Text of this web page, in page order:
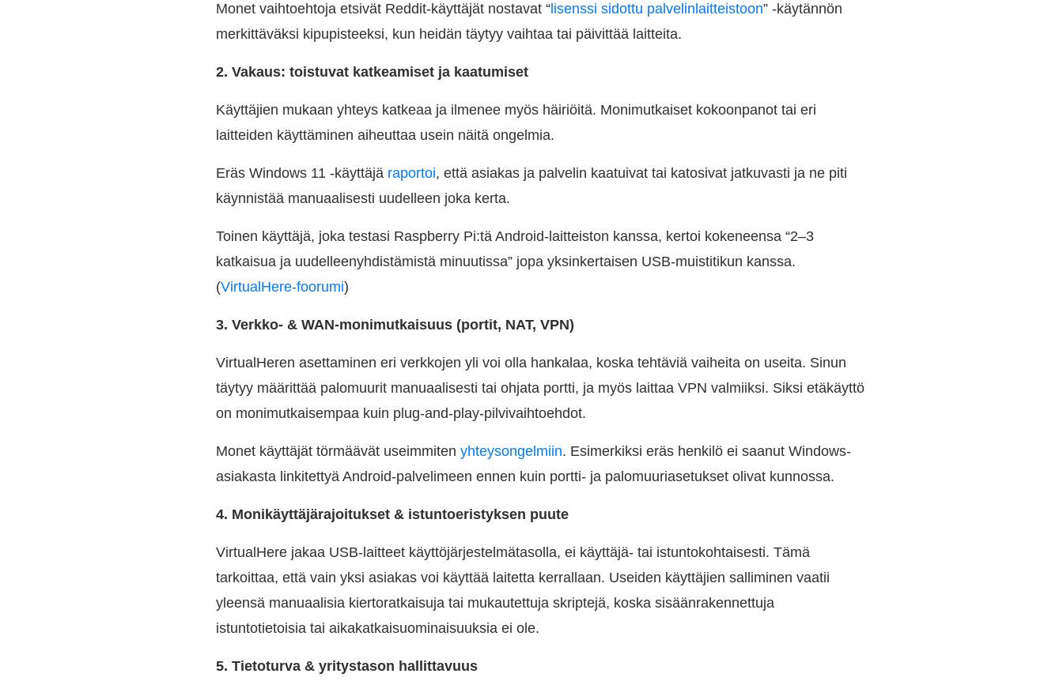
Monet vaihtoehtoja etsivät Reddit-käyttäjät nostavat “ lisenssi sidottu palvelinlaitteistoon” -käytännön
merkittäväksi kipupisteeksi, kun heidän täytyy vaihtaa tai päivittää laitteita.
2. Vakaus: toistuvat katkeamiset ja kaatumiset
Käyttäjien mukaan yhteys katkeaa ja ilmenee myös häiriöitä. Monimutkaiset kokoonpanot tai eri
laitteiden käyttäminen aiheuttaa usein näitä ongelmia.
Eräs Windows 11 -käyttäjä raportoi, että asiakas ja palvelin kaatuivat tai katosivat jatkuvasti ja ne piti
käynnistää manuaalisesti uudelleen joka kerta.
Toinen käyttäjä, joka testasi Raspberry Pi:tä Android-laitteiston kanssa, kertoi kokeneensa “2–3
katkaisua ja uudelleenyhdistämistä minuutissa” jopa yksinkertaisen USB-muistitikun kanssa.
(VirtualHere-foorumi)
3. Verkko- & WAN-monimutkaisuus (portit, NAT, VPN)
VirtualHeren asettaminen eri verkkojen yli voi olla hankalaa, koska tehtäviä vaiheita on useita. Sinun
täytyy määrittää palomuurit manuaalisesti tai ohjata portti, ja myös laittaa VPN valmiiksi. Siksi etäkäyttö
on monimutkaisempaa kuin plug-and-play-pilvivaihtoehdot.
Monet käyttäjät törmäävät useimmiten yhteysongelmiin. Esimerkiksi eräs henkilö ei saanut Windows-
asiakasta linkitettyä Android-palvelimeen ennen kuin portti- ja palomuuriasetukset olivat kunnossa.
4. Monikäyttäjärajoitukset & istuntoeristyksen puute
VirtualHere jakaa USB-laitteet käyttöjärjestelmätasolla, ei käyttäjä- tai istuntokohtaisesti. Tämä
tarkoittaa, että vain yksi asiakas voi käyttää laitetta kerrallaan. Useiden käyttäjien salliminen vaatii
yleensä manuaalisia kiertoratkaisuja tai mukautettuja skriptejä, koska sisäänrakennettuja
istuntotietoisia tai aikakatkaisuominaisuuksia ei ole.
5. Tietoturva & yritystason hallittavuus